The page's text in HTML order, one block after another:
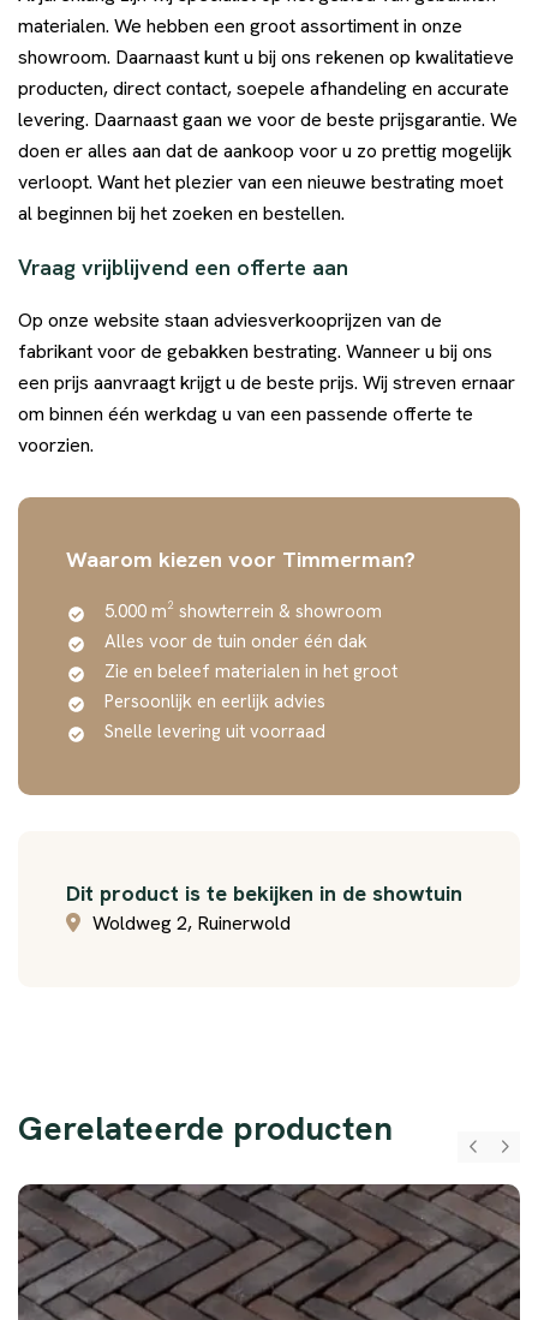
materialen. We hebben een groot assortiment in onze
showroom. Daarnaast kunt u bij ons rekenen op kwalitatieve
producten, direct contact, soepele afhandeling en accurate
levering. Daarnaast gaan we voor de beste prijsgarantie. We
doen er alles aan dat de aankoop voor u zo prettig mogelijk
verloopt. Want het plezier van een nieuwe bestrating moet
al beginnen bij het zoeken en bestellen.
Vraag vrijblijvend een offerte aan
Op onze website staan adviesverkooprijzen van de
fabrikant voor de gebakken bestrating. Wanneer u bij ons
een prijs aanvraagt krijgt u de beste prijs. Wij streven ernaar
om binnen één werkdag u van een passende offerte te
voorzien.
Waarom kiezen voor Timmerman?
5.000 m² showterrein & showroom
Alles voor de tuin onder één dak
Zie en beleef materialen in het groot
Persoonlijk en eerlijk advies
Snelle levering uit voorraad
Dit product is te bekijken in de showtuin
Woldweg 2, Ruinerwold
Gerelateerde producten